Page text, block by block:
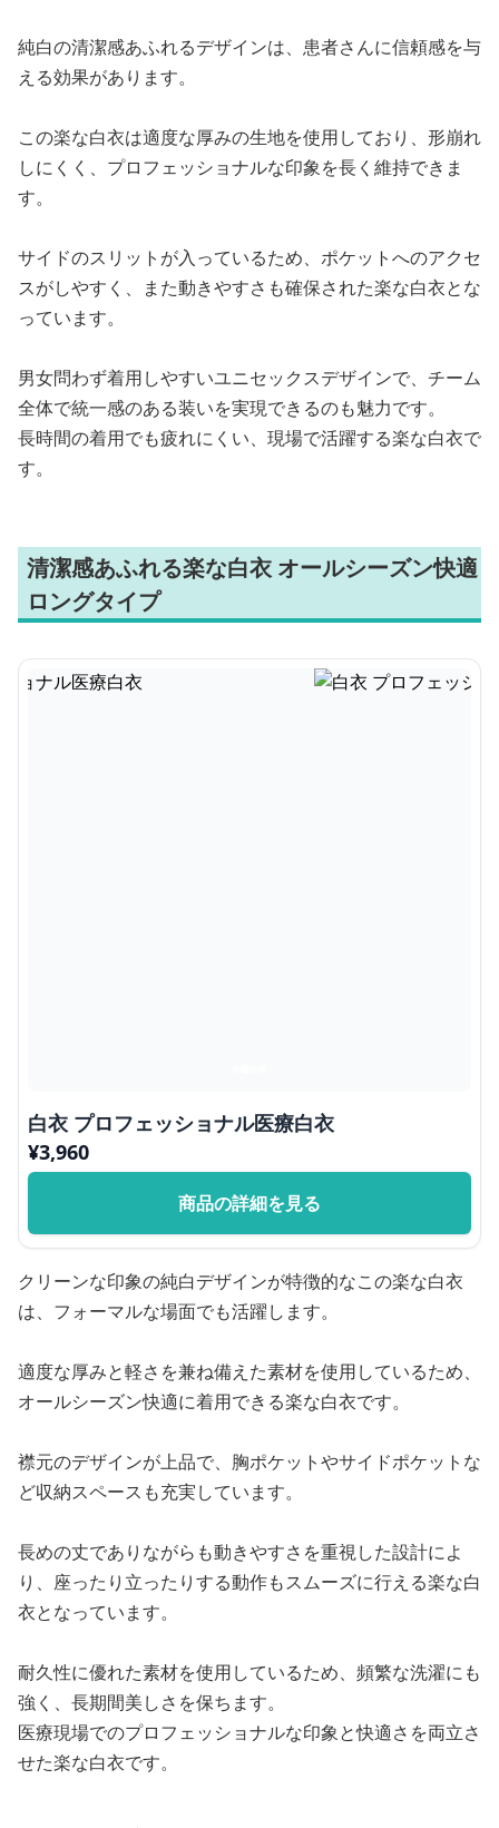
純白の清潔感あふれるデザインは、患者さんに信頼感を与
える効果があります。
この楽な白衣は適度な厚みの生地を使用しており、形崩れ
しにくく、プロフェッショナルな印象を長く維持できま
す。
サイドのスリットが入っているため、ポケットへのアクセ
スがしやすく、また動きやすさも確保された楽な白衣とな
っています。
男女問わず着用しやすいユニセックスデザインで、チーム
全体で統一感のある装いを実現できるのも魅力です。
長時間の着用でも疲れにくい、現場で活躍する楽な白衣で
す。
清潔感あふれる楽な白衣 オールシーズン快適
ロングタイプ
白衣 プロフェッショナル医療白衣
¥3,960
商品の詳細を見る
クリーンな印象の純白デザインが特徴的なこの楽な白衣
は、フォーマルな場面でも活躍します。
適度な厚みと軽さを兼ね備えた素材を使用しているため、
オールシーズン快適に着用できる楽な白衣です。
襟元のデザインが上品で、胸ポケットやサイドポケットな
ど収納スペースも充実しています。
長めの丈でありながらも動きやすさを重視した設計によ
り、座ったり立ったりする動作もスムーズに行える楽な白
衣となっています。
耐久性に優れた素材を使用しているため、頻繁な洗濯にも
強く、長期間美しさを保ちます。
医療現場でのプロフェッショナルな印象と快適さを両立さ
せた楽な白衣です。